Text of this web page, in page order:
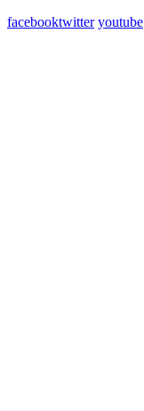
facebooktwitter youtube